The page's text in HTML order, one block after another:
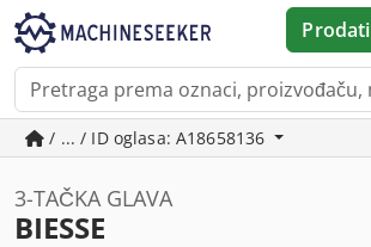
Prodati
/ ... / ID oglasa: A18658136
3-TAČKA GLAVA
BIESSE